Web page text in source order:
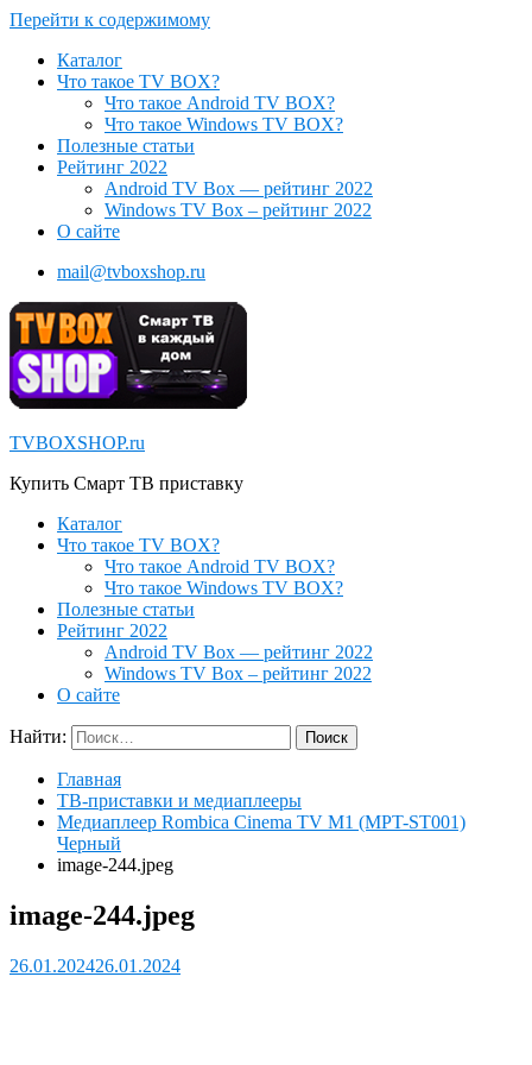
Перейти к содержимому
Каталог
Что такое TV BOX?
Что такое Android TV BOX?
Что такое Windows TV BOX?
Полезные статьи
Рейтинг 2022
Android TV Box — рейтинг 2022
Windows TV Box – рейтинг 2022
О сайте
mail@tvboxshop.ru
TVBOXSHOP.ru
Купить Смарт ТВ приставку
Каталог
Что такое TV BOX?
Что такое Android TV BOX?
Что такое Windows TV BOX?
Полезные статьи
Рейтинг 2022
Android TV Box — рейтинг 2022
Windows TV Box – рейтинг 2022
О сайте
Найти:
Главная
ТВ-приставки и медиаплееры
Медиаплеер Rombica Cinema TV M1 (MPT-ST001)
Черный
image-244.jpeg
image-244.jpeg
26.01.202426.01.2024